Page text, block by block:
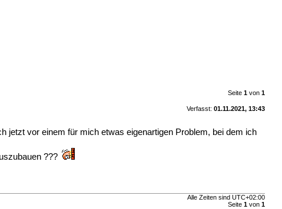
Seite 1von 1
Verfasst: 01.11.2021, 13:43
jetzt vor einem für mich etwas eigenartigen Problem, bei dem ich
???
Alle Zeiten sind UTC+02:00
Seite 1von 1